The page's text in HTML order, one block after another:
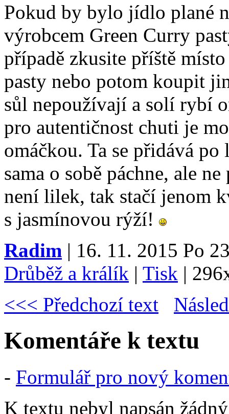
Pokud by bylo jídlo plané
výrobcem Green Curry
případě zkusite příště
pasty nebo potom koupit
sůl nepoužívají a solí rybí
pro autentičnost chuti je
omáčkou. Ta se přidává
sama o sobě páchne, ale
není lilek, tak stačí jenom
s jasmínovou rýží!
Radim | 16. 11. 2015 Po
Drůběž a králík | Tisk |
<<< Předchozí text
Komentáře k textu
- Formulář pro nový
K textu nebyl napsán